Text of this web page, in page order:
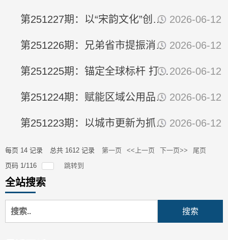
第251227期：以“宋韵文化”创新性转化推动文化建设“八项工程”... 2026-06-12
第251226期：兄弟省市提振消费举措比较及对我省的启示 2026-06-12
第251225期：锚定全球标杆 打造未来产业创新发展高地2026-06-12
第251224期：赋能区域公用品牌建设助力省域农业现代化进阶 2026-06-12
第251223期：以城市更新为抓手激发消费新动能的创新实践及对策建... 2026-06-12
每页 14 记录 总共 1612 记录 第一页 <<上一页 下一页>>
尾页
页码 1/116 跳转到
全站搜索